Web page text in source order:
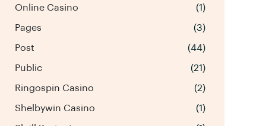
Online Casino (1)
Pages (3)
Post (44)
Public (21)
Ringospin Casino (2)
Shelbywin Casino (1)